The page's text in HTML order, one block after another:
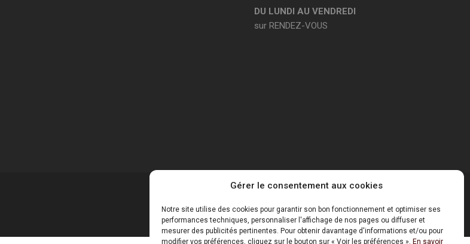
Gérer le consentement aux cookies
Notre site utilise des cookies pour garantir son bon fonctionnement et optimiser ses
performances techniques, personnaliser l'affichage de nos pages ou diffuser et
mesurer des publicités pertinentes. Pour obtenir davantage d'informations et/ou pour
modifier vos préférences, cliquez sur le bouton sur « Voir les préférences ». En savoir
DU LUNDI AU VENDREDI
sur RENDEZ-VOUS
Mentions Légales